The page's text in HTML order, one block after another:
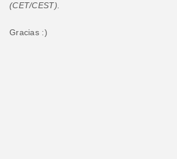
(CET/CEST).
Gracias :)